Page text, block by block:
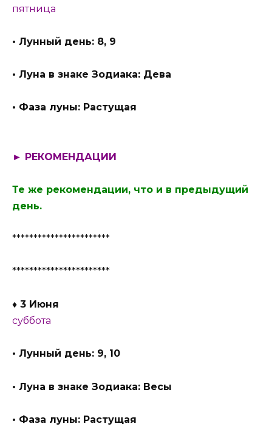
пятница
• Лунный день: 8, 9
• Луна в знаке Зодиака: Дева
• Фаза луны: Растущая
► РЕКОМЕНДАЦИИ
Те же рекомендации, что и в предыдущий
день.
***********************
***********************
♦ 3 Июня
суббота
• Лунный день: 9, 10
• Луна в знаке Зодиака: Весы
• Фаза луны: Растущая